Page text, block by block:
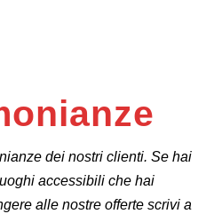
dei nostri clienti. Se hai
accessibili che hai
alle nostre offerte scrivi a